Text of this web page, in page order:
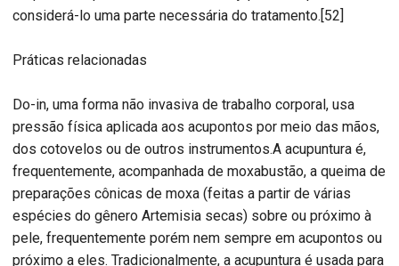
considerá-lo uma parte necessária do tratamento.[52]
Práticas relacionadas
Do-in, uma forma não invasiva de trabalho corporal, usa
pressão física aplicada aos acupontos por meio das mãos,
dos cotovelos ou de outros instrumentos.A acupuntura é,
frequentemente, acompanhada de moxabustão, a queima de
preparações cônicas de moxa (feitas a partir de várias
espécies do gênero Artemisia secas) sobre ou próximo à
pele, frequentemente porém nem sempre em acupontos ou
próximo a eles. Tradicionalmente, a acupuntura é usada para